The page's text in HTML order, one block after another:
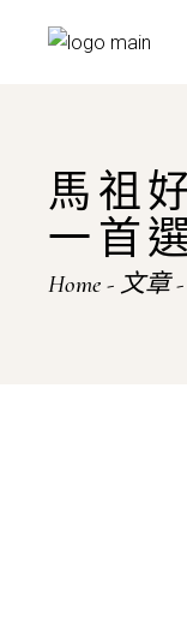
馬祖
一首
Home 文章